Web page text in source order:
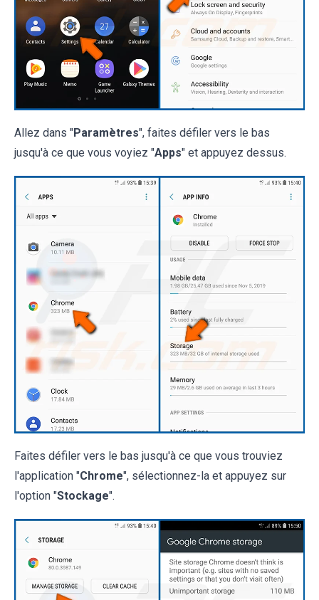
Allez dans "Paramètres", faites défiler vers le bas
jusqu'à ce que vous voyiez "Apps" et appuyez dessus.
Faites défiler vers le bas jusqu'à ce que vous trouviez
l'application "Chrome", sélectionnez-la et appuyez sur
l'option "Stockage".